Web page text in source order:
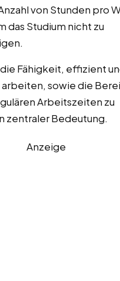
von Stunden pro
das Studium nicht zu
die Fähigkeit, effizient
sowie die
Arbeitszeiten zu
zentraler Bedeutung.
Anzeige